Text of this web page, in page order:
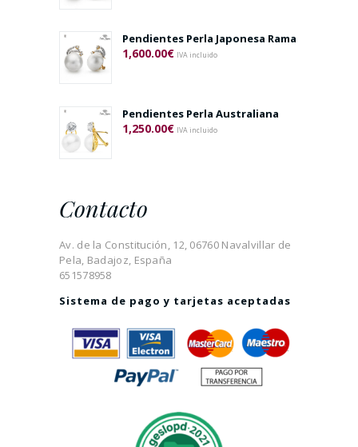
Pendientes Perla Japonesa Rama
1,600.00€ IVA incluido
Pendientes Perla Australiana
1,250.00€ IVA incluido
Contacto
Av. de la Constitución, 12, 06760 Navalvillar de
Pela, Badajoz, España
651578958
Sistema de pago y tarjetas aceptadas